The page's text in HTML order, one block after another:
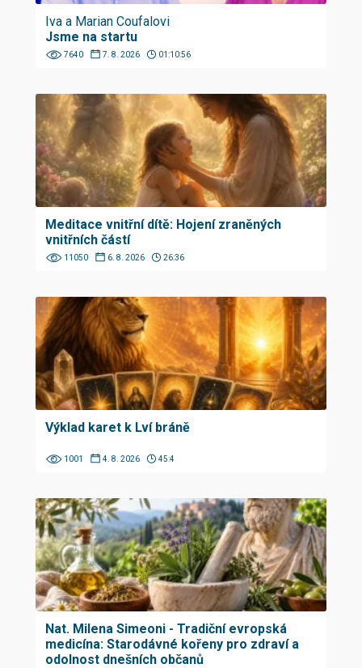
Iva a Marian Coufalovi
Jsme na startu
7640 7. 8. 2026 01:10:56
Meditace vnitřní dítě: Hojení zraněných
vnitřních částí
11050 6. 8. 2026 26:36
Výklad karet k Lví bráně
1001 4. 8. 2026 45:4
Nat. Milena Simeoni - Tradiční evropská
medicína: Starodávné kořeny pro zdraví a
odolnost dnešních občanů